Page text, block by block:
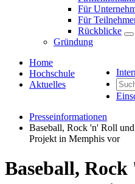
Für
Für
Rückblicke
Gründung
Home
Hochschule
Aktuelles
Presseinformationen
Baseball, Rock 'n' Roll
Projekt in Memphis vor
Baseball,